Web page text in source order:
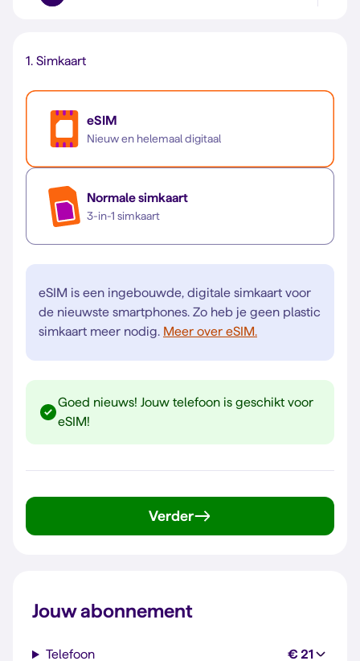
1. Simkaart
Normale simkaart
3-in-1 simkaart
eSIM
Nieuw en helemaal digitaal
eSIM is een ingebouwde, digitale simkaart voor
de nieuwste smartphones. Zo heb je geen plastic
simkaart meer nodig. Meer over eSIM.
Goed nieuws! Jouw telefoon is geschikt voor
eSIM!
Verder
Jouw abonnement
Telefoon € 21